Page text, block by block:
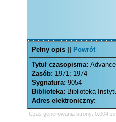
Pełny opis ||
Powrót
Tytuł czasopisma:
Zasób: 1971; 1974
Sygnatura: 9054
Biblioteka: Biblioteka
Adres elektroniczny:
Czas generowania strony: 0.004